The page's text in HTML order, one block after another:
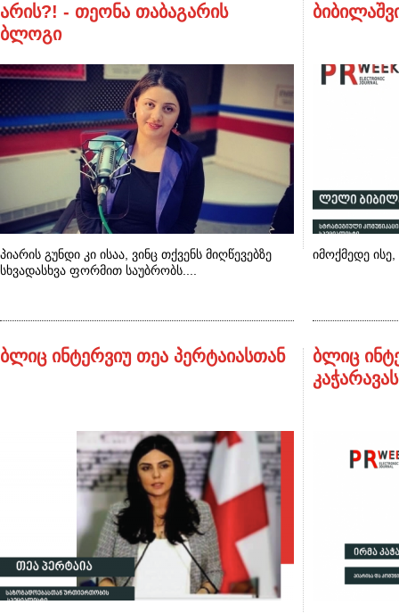
არის?! - თეონა თაბაგარის
ბლოგი
პიარის გუნდი კი ისაა, ვინც თქვენს მიღწევებზე
სხვადასხვა ფორმით საუბრობს....
იმოქმედე
ბლიც ინტერვიუ თეა პერტაიასთან
ბლიც